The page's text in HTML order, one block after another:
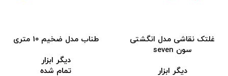
غلتک نقاشی مدل انگشتی
سون seven
دیگر ابزار
طناب مدل ضخیم 10 متری
دیگر ابزار
تمام شده